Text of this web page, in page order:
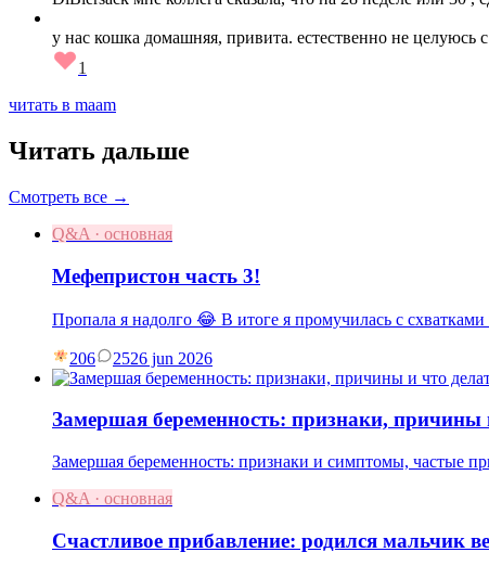
у нас кошка домашняя, привита. естественно не
1
читать в maam
Читать дальше
Смотреть все →
Q&A · основная
Мефепристон часть 3!
Пропала я надолго 😂 В итоге я промучилась с
206 2526 jun 2026
Замершая беременность: признаки, причины
Замершая беременность: признаки и симптомы, частые
Q&A · основная
Счастливое прибавление: родился мальчик